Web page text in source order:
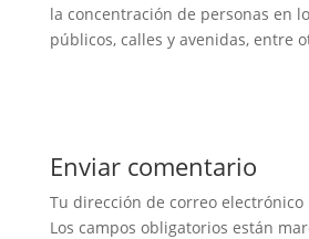
la concentración de personas en
públicos, calles y avenidas, entre
Enviar comentario
Tu dirección de correo
Los campos obligatorios están